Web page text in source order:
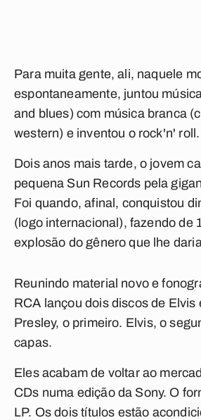
Para muita gente, ali, naquele
espontaneamente, juntou
and blues) com música branca
western) e inventou o rock'n' roll.
Dois anos mais tarde, o jovem
pequena Sun Records pela
Foi quando, afinal, conquistou
(logo internacional), fazendo de
explosão do gênero que lhe
Reunindo material novo e
RCA lançou dois discos de Elvis
Presley, o primeiro. Elvis, o
capas.
Eles acabam de voltar ao
CDs numa edição da Sony. O
LP. Os dois títulos estão